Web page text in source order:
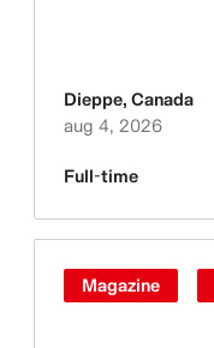
Dieppe, Canada
aug 4, 2026
Full-time
Magazine